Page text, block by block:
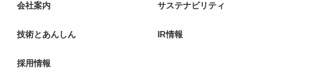
会社案内 サステナビリティ
技術とあんしん IR情報
採用情報